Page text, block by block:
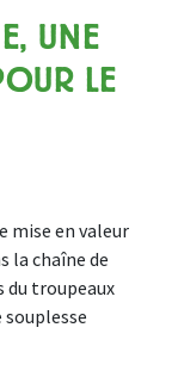
UNE
LE
mise en valeur
la chaîne de
du troupeaux